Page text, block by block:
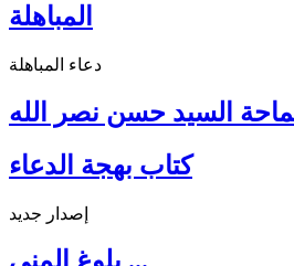
المباهلة
دعاء المباهلة
السيد حسن نصر الله
كتاب بهجة الدعاء
إصدار جديد